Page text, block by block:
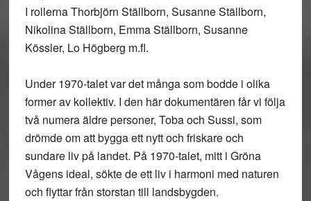
I rollerna Thorbjörn Ställborn, Susanne Ställborn,
Nikolina Ställborn, Emma Ställborn, Susanne
Kössler, Lo Högberg m.fl.
Under 1970-talet var det många som bodde i olika
former av kollektiv. I den här dokumentären får vi följa
två numera äldre personer, Toba och Sussi, som
drömde om att bygga ett nytt och friskare och
sundare liv på landet. På 1970-talet, mitt i Gröna
Vågens ideal, sökte de ett liv i harmoni med naturen
och flyttar från storstan till landsbygden.